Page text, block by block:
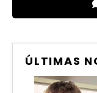
ÚLTIMAS